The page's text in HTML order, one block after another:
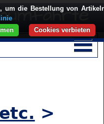
>
um die Bestellung von
Cookies verbieten